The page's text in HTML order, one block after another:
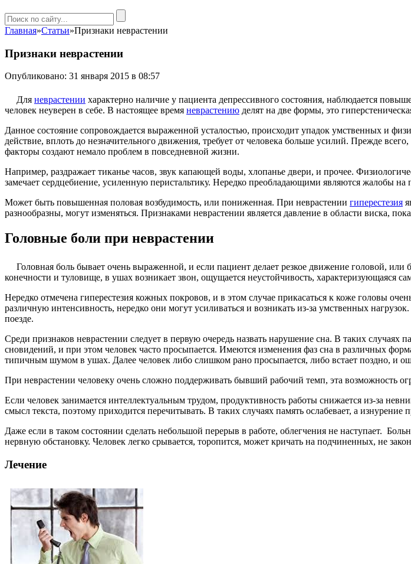
Главная»Статьи»Признаки неврастении
Признаки неврастении
Опубликовано: 31 января 2015 в 08:57
Для неврастении характерно наличие у пациента депрессивного состояния, наблюдается
человек неуверен в себе. В настоящее время неврастению делят на две формы, это
Данное состояние сопровождается выраженной усталостью, происходит упадок умственных и
действие, вплоть до незначительного движения, требует от человека больше усилий. Прежде
факторы создают немало проблем в повседневной жизни.
Например, раздражает тиканье часов, звук капающей воды, хлопанье двери, и прочее.
замечает сердцебиение, усиленную перистальтику. Нередко преобладающими являются жалобы
Может быть повышенная половая возбудимость, или пониженная. При неврастении гиперестезия
разнообразны, могут изменяться. Признаками неврастении является давление в области виска,
Головные боли при неврастении
Головная боль бывает очень выраженной, и если пациент делает резкое движение головой, или
конечности и туловище, в ушах возникает звон, ощущается неустойчивость, характеризующаяся
Нередко отмечена гиперестезия кожных покровов, и в этом случае прикасаться к коже головы
различную интенсивность, нередко они могут усиливаться и возникать из-за умственных
поезде.
Среди признаков неврастении следует в первую очередь назвать нарушение сна. В таких
сновидений, и при этом человек часто просыпается. Имеются изменения фаз сна в различных
типичным шумом в ушах. Далее человек либо слишком рано просыпается, либо встает поздно, и
При неврастении человеку очень сложно поддерживать бывший рабочий темп, эта возможность
Если человек занимается интеллектуальным трудом, продуктивность работы снижается из-за
смысл текста, поэтому приходится перечитывать. В таких случаях память ослабевает, а изнурение
Даже если в таком состоянии сделать небольшой перерыв в работе, облегчения не наступает.
нервную обстановку. Человек легко срывается, торопится, может кричать на подчиненных, не
Лечение